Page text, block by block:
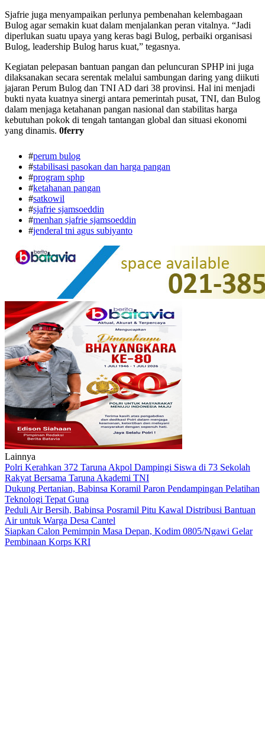
Sjafrie juga menyampaikan perlunya pembenahan kelembagaan
Bulog agar semakin kuat dalam menjalankan peran vitalnya. “Jadi
diperlukan suatu upaya yang keras bagi Bulog, perbaiki organisasi
Bulog, leadership Bulog harus kuat,” tegasnya.
Kegiatan pelepasan bantuan pangan dan peluncuran SPHP ini juga
dilaksanakan secara serentak melalui sambungan daring yang diikuti
jajaran Perum Bulog dan TNI AD dari 38 provinsi. Hal ini menjadi
bukti nyata kuatnya sinergi antara pemerintah pusat, TNI, dan Bulog
dalam menjaga ketahanan pangan nasional dan stabilitas harga
kebutuhan pokok di tengah tantangan global dan situasi ekonomi
yang dinamis. 0ferry
#perum bulog
#stabilisasi pasokan dan harga pangan
#program sphp
#ketahanan pangan
#satkowil
#sjafrie sjamsoeddin
#menhan sjafrie sjamsoeddin
#jenderal tni agus subiyanto
Lainnya
Polri Kerahkan 372 Taruna Akpol Dampingi Siswa di 73 Sekolah
Rakyat Bersama Taruna Akademi TNI
Dukung Pertanian, Babinsa Koramil Paron Pendampingan Pelatihan
Teknologi Tepat Guna
Peduli Air Bersih, Babinsa Posramil Pitu Kawal Distribusi Bantuan
Air untuk Warga Desa Cantel
Siapkan Calon Pemimpin Masa Depan, Kodim 0805/Ngawi Gelar
Pembinaan Korps KRI